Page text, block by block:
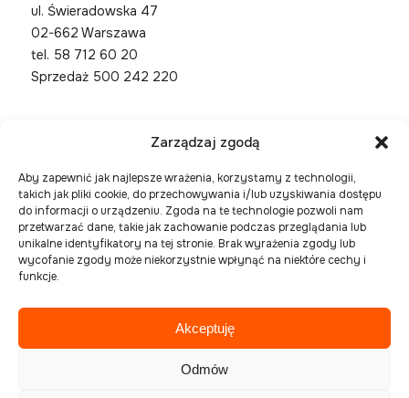
Zarządzaj zgodą
Aby zapewnić jak najlepsze wrażenia, korzystamy z technologii,
takich jak pliki cookie, do przechowywania i/lub uzyskiwania dostępu
do informacji o urządzeniu. Zgoda na te technologie pozwoli nam
przetwarzać dane, takie jak zachowanie podczas przeglądania lub
unikalne identyfikatory na tej stronie. Brak wyrażenia zgody lub
wycofanie zgody może niekorzystnie wpłynąć na niektóre cechy i
funkcje.
Akceptuję
Odmów
ul. Świeradowska 47
02-662 Warszawa
tel. 58 712 60 20
Sprzedaż 500 242 220
Spółka zarejestrowana w Sądzie Rejonowym Gdańsk
Północ, VIII Wydział Gospodarczy Krajowego
Rejestru Sądowego pod numerem KRS 0000394954,